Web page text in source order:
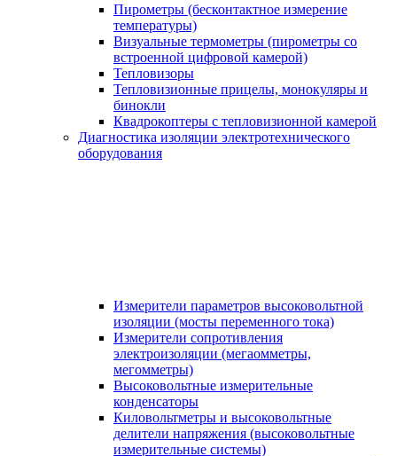
Пирометры (бесконтактное измерение
температуры)
Визуальные термометры (пирометры со
встроенной цифровой камерой)
Тепловизоры
Тепловизионные прицелы, монокуляры и
бинокли
Квадрокоптеры с тепловизионной камерой
Диагностика изоляции электротехнического
оборудования
Измерители параметров высоковольтной
изоляции (мосты переменного тока)
Измерители сопротивления
электроизоляции (мегаомметры,
мегомметры)
Высоковольтные измерительные
конденсаторы
Киловольтметры и высоковольтные
делители напряжения (высоковольтные
измерительные системы)